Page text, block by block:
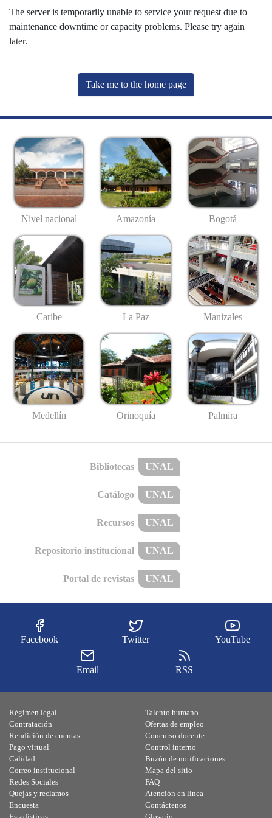
The server is temporarily unable to service your request due to
maintenance downtime or capacity problems. Please try again
later.
Take me to the home page
Nivel nacional Amazonía Bogotá
Caribe La Paz Manizales
Medellín Orinoquía Palmira
Bibliotecas UNAL
Catálogo UNAL
Recursos UNAL
Repositorio institucional UNAL
Portal de revistas UNAL
Facebook Twitter YouTube
Email RSS
Régimen legal
Contratación
Rendición de cuentas
Pago virtual
Calidad
Talento humano
Ofertas de empleo
Concurso docente
Control interno
Buzón de notificaciones
Correo institucional
Redes Sociales
Quejas y reclamos
Encuesta
Mapa del sitio
FAQ
Atención en línea
Contáctenos